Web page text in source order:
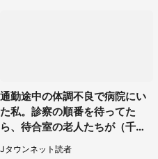
通勤途中の体調不良で病院にい
た私。診察の順番を待ってた
ら、待合室の老人たちが（千葉
県・50代男性）
Jタウンネット読者